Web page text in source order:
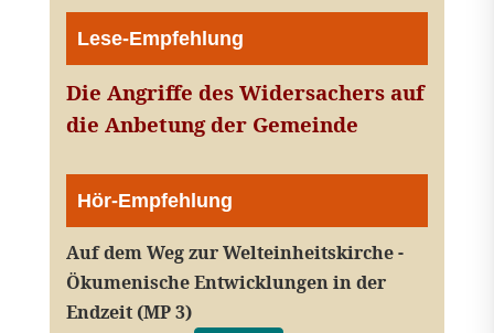
Lese-Empfehlung
Die Angriffe des Widersachers auf
die Anbetung der Gemeinde
Hör-Empfehlung
Auf dem Weg zur Welteinheitskirche -
Ökumenische Entwicklungen in der
Endzeit (MP 3)